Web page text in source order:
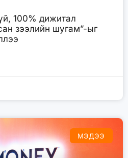
100% дижитал
зээлийн шугам”-ыг
МЭДЭЭ